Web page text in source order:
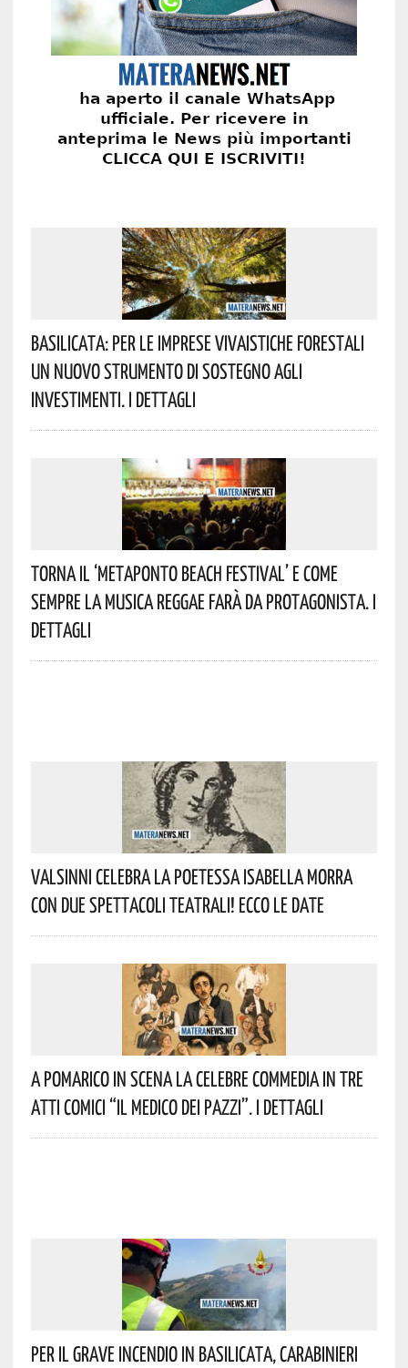
Basilicata: Per Le Imprese Vivaistiche Forestali
Un Nuovo Strumento Di Sostegno Agli
Investimenti. I Dettagli
Torna Il ‘Metaponto Beach Festival’ E Come
Sempre La Musica Reggae Farà Da Protagonista. I
Dettagli
Valsinni Celebra La Poetessa Isabella Morra
Con Due Spettacoli Teatrali! Ecco Le Date
A Pomarico In Scena La Celebre Commedia In Tre
Atti Comici “Il Medico Dei Pazzi”. I Dettagli
Per Il Grave Incendio In Basilicata, Carabinieri